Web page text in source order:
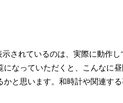
されているのは、実際に動作し
なっていただくと、こんなに
と思います。和時計や関連す